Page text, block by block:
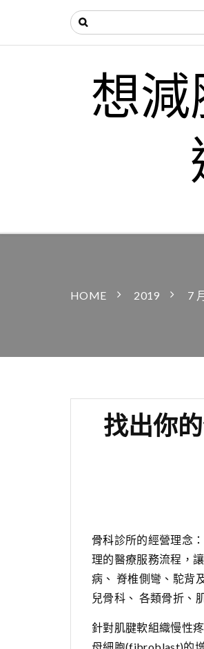
想
HOME 2019 7
找出你
骨科診所的經營理念
理的醫療服務流程，
病、 脊椎側彎、駝背
兒骨科、 各類骨折、
針對肌腱軟組織慢性